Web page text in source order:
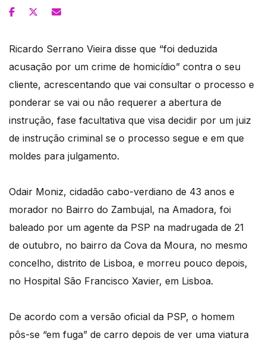
Ricardo Serrano Vieira disse que “foi deduzida
acusação por um crime de homicídio” contra o seu
cliente, acrescentando que vai consultar o processo e
ponderar se vai ou não requerer a abertura de
instrução, fase facultativa que visa decidir por um juiz
de instrução criminal se o processo segue e em que
moldes para julgamento.
Odair Moniz, cidadão cabo-verdiano de 43 anos e
morador no Bairro do Zambujal, na Amadora, foi
baleado por um agente da PSP na madrugada de 21
de outubro, no bairro da Cova da Moura, no mesmo
concelho, distrito de Lisboa, e morreu pouco depois,
no Hospital São Francisco Xavier, em Lisboa.
De acordo com a versão oficial da PSP, o homem
pôs-se “em fuga” de carro depois de ver uma viatura